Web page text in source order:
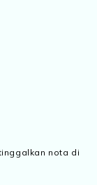
nota di